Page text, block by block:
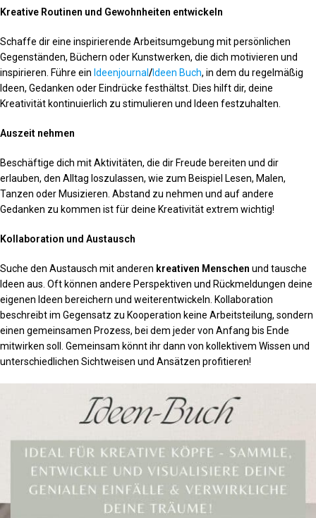
Kreative Routinen und Gewohnheiten entwickeln
Schaffe dir eine inspirierende Arbeitsumgebung mit persönlichen
Gegenständen, Büchern oder Kunstwerken, die dich motivieren und
inspirieren. Führe ein Ideenjournal/Ideen Buch, in dem du regelmäßig
Ideen, Gedanken oder Eindrücke festhältst. Dies hilft dir, deine
Kreativität kontinuierlich zu stimulieren und Ideen festzuhalten.
Auszeit nehmen
Beschäftige dich mit Aktivitäten, die dir Freude bereiten und dir
erlauben, den Alltag loszulassen, wie zum Beispiel Lesen, Malen,
Tanzen oder Musizieren. Abstand zu nehmen und auf andere
Gedanken zu kommen ist für deine Kreativität extrem wichtig!
Kollaboration und Austausch
Suche den Austausch mit anderen kreativen Menschen und tausche
Ideen aus. Oft können andere Perspektiven und Rückmeldungen deine
eigenen Ideen bereichern und weiterentwickeln. Kollaboration
beschreibt im Gegensatz zu Kooperation keine Arbeitsteilung, sondern
einen gemeinsamen Prozess, bei dem jeder von Anfang bis Ende
mitwirken soll. Gemeinsam könnt ihr dann von kollektivem Wissen und
unterschiedlichen Sichtweisen und Ansätzen profitieren!